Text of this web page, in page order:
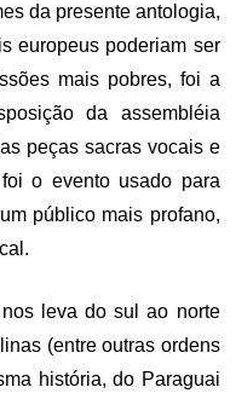
da presente antologia,
europeus poderiam ser
mais pobres, foi a
da assembléia
peças sacras vocais e
o evento usado para
público mais profano,
leva do sul ao norte
(entre outras ordens
história, do Paraguai